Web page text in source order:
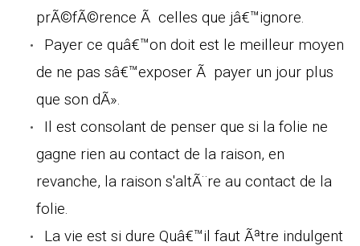
prÃ©fÃ©rence Ã celles que jâ€™ignore.
Payer ce quâ€™on doit est le meilleur moyen
de ne pas sâ€™exposer Ã payer un jour plus
que son dÃ».
Il est consolant de penser que si la folie ne
gagne rien au contact de la raison, en
revanche, la raison s'altÃ¨re au contact de la
folie.
La vie est si dure Quâ€™il faut Ãªtre indulgent